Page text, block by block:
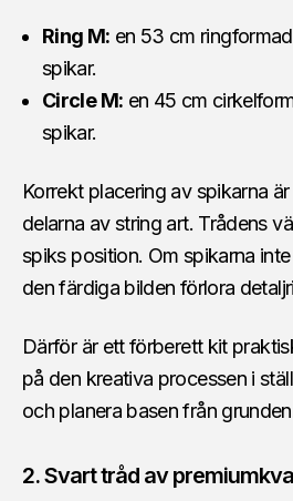
Ring M: en 53 cm
spikar.
Circle M: en 45 cm
spikar.
Korrekt placering av spikarna
delarna av string art. Trådens
spiks position. Om spikarna
den färdiga bilden förlora
Därför är ett förberett kit
på den kreativa processen i
och planera basen från
2. Svart tråd av